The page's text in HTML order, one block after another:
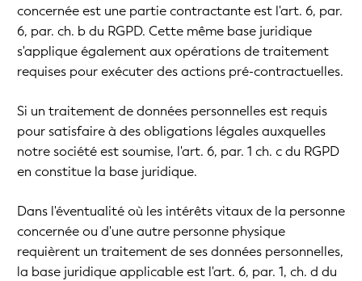
concernée est une partie contractante est l'art. 6, par.
6, par. ch. b du RGPD. Cette même base juridique
s'applique également aux opérations de traitement
requises pour exécuter des actions pré-contractuelles.
Si un traitement de données personnelles est requis
pour satisfaire à des obligations légales auxquelles
notre société est soumise, l'art. 6, par. 1 ch. c du RGPD
en constitue la base juridique.
Dans l'éventualité où les intérêts vitaux de la personne
concernée ou d'une autre personne physique
requièrent un traitement de ses données personnelles,
la base juridique applicable est l'art. 6, par. 1, ch. d du